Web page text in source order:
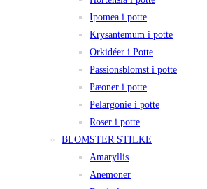
Ipomea i potte
Krysantemum i potte
Orkidéer i Potte
Passionsblomst i potte
Pæoner i potte
Pelargonie i potte
Roser i potte
BLOMSTER STILKE
Amaryllis
Anemoner